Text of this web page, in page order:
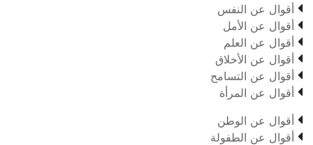
 أقوال عن النفس
 أقوال عن الأمل
 أقوال عن العلم
 أقوال عن الأخلاق
 أقوال عن التسامح
 أقوال عن المرأة
 أقوال عن الوطن
 أقوال عن الطفولة